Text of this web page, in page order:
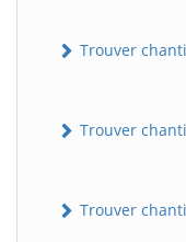
Trouver
Trouver
Trouver